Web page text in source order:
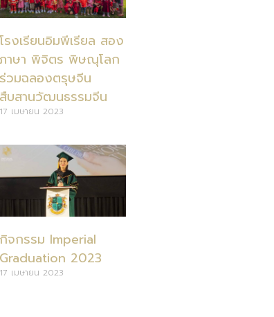
โรงเรียนอิมพีเรียล สอง
ภาษา พิจิตร พิษณุโลก
ร่วมฉลองตรุษจีน
สืบสานวัฒนธรรมจีน
17 เมษายน 2023
จกรรม Imperial
2023
เมษายน 2023